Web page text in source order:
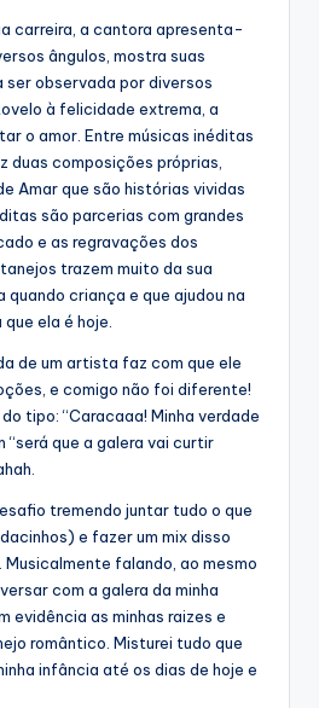
carreira, a cantora apresenta-
ângulos, mostra suas
observada por diversos
à felicidade extrema, a
o amor. Entre músicas inéditas
duas composições próprias,
Amar que são histórias vividas
são parcerias com grandes
e as regravações dos
trazem muito da sua
quando criança e que ajudou na
ela é hoje.
de um artista faz com que ele
e comigo não foi diferente!
tipo: “Caracaaa! Minha verdade
“será que a galera vai curtir
tremendo juntar tudo o que
e fazer um mix disso
falando, ao mesmo
com a galera da minha
evidência as minhas raizes e
romântico. Misturei tudo que
infância até os dias de hoje e